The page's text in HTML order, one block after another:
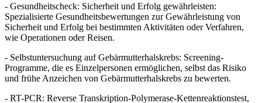
- Gesundheitscheck: Sicherheit und Erfolg gewährleisten:
Spezialisierte Gesundheitsbewertungen zur Gewährleistung von
Sicherheit und Erfolg bei bestimmten Aktivitäten oder Verfahren,
wie Operationen oder Reisen.
- Selbstuntersuchung auf Gebärmutterhalskrebs: Screening-
Programme, die es Einzelpersonen ermöglichen, selbst das Risiko
und frühe Anzeichen von Gebärmutterhalskrebs zu bewerten.
- RT-PCR: Reverse Transkription-Polymerase-Kettenreaktionstest,